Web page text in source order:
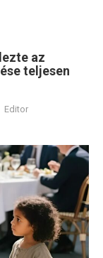
az
teljesen
Editor